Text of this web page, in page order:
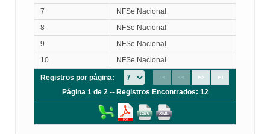
7
NFSe Nacional
8
NFSe Nacional
9
NFSe Nacional
10
NFSe Nacional
Registros por página:
Página 1 de 2 -- Registros Encontrados: 12